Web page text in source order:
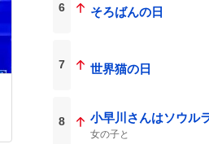
6 そろばんの日
7 世界猫の日
8 小早川さんはソウル
女の子と